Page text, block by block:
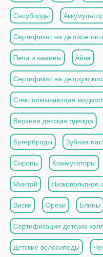
Сноуборды
Сертификат на детское
Печи и камины Айва
Сертификат на детскую
Стеклоомывающая
Верхняя детская одежда
Бутерброды Зубная
Сиропы Коммутаторы
Минтай Низковольтное
Виски Орехи Блины
Сертификация детских
Детские велосипеды